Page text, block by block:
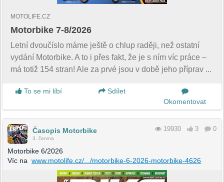
MOTOLIFE.CZ
Motorbike 7-8/2026
Letní dvoučíslo máme ještě o chlup raději, než ostatní
vydání Motorbike. A to i přes fakt, že je s ním víc práce –
má totiž 154 stran! Ale za prvé jsou v době jeho příprav ...
To se mi líbí
Sdílet
Okomentovat
Časopis Motorbike
3. června
19930 3 0
Motorbike 6/2026
Víc na www.motolife.cz/.../motorbike-6-2026-motorbike-4626